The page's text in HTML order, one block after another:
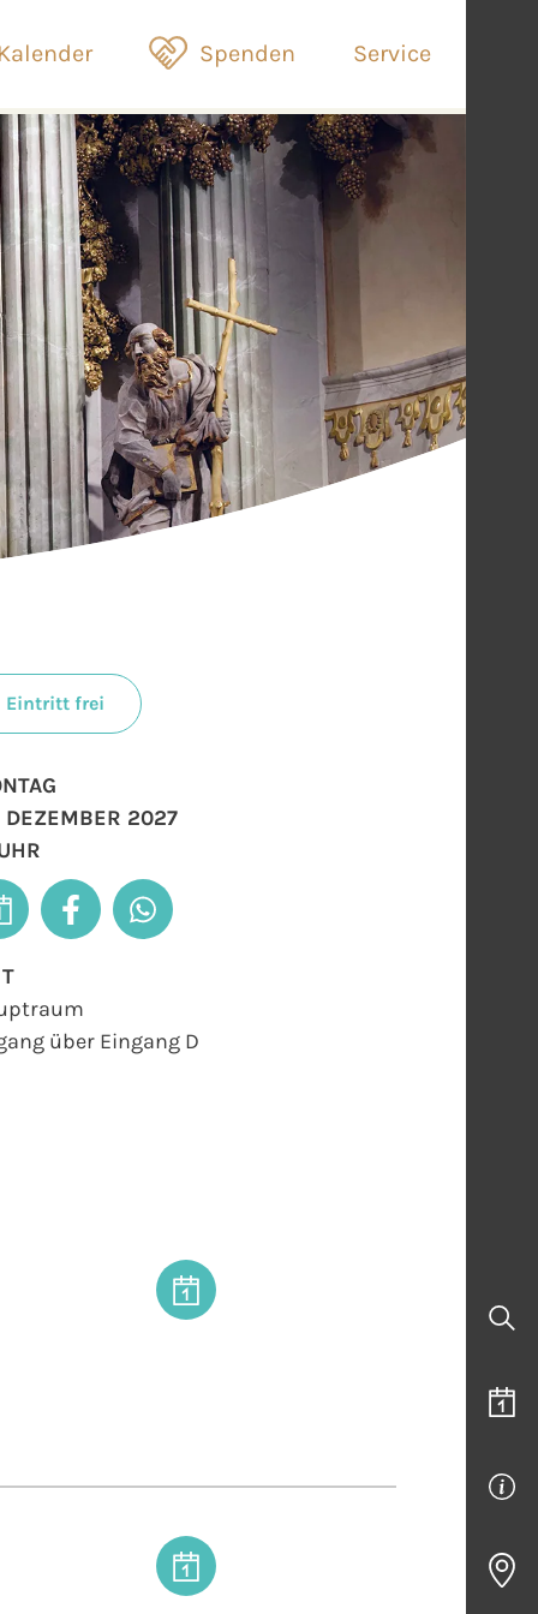
Spenden Service
Eintritt frei
2027
über Eingang D